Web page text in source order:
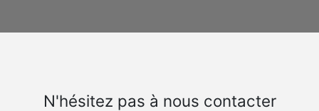
N'hésitez pas à nous contacter